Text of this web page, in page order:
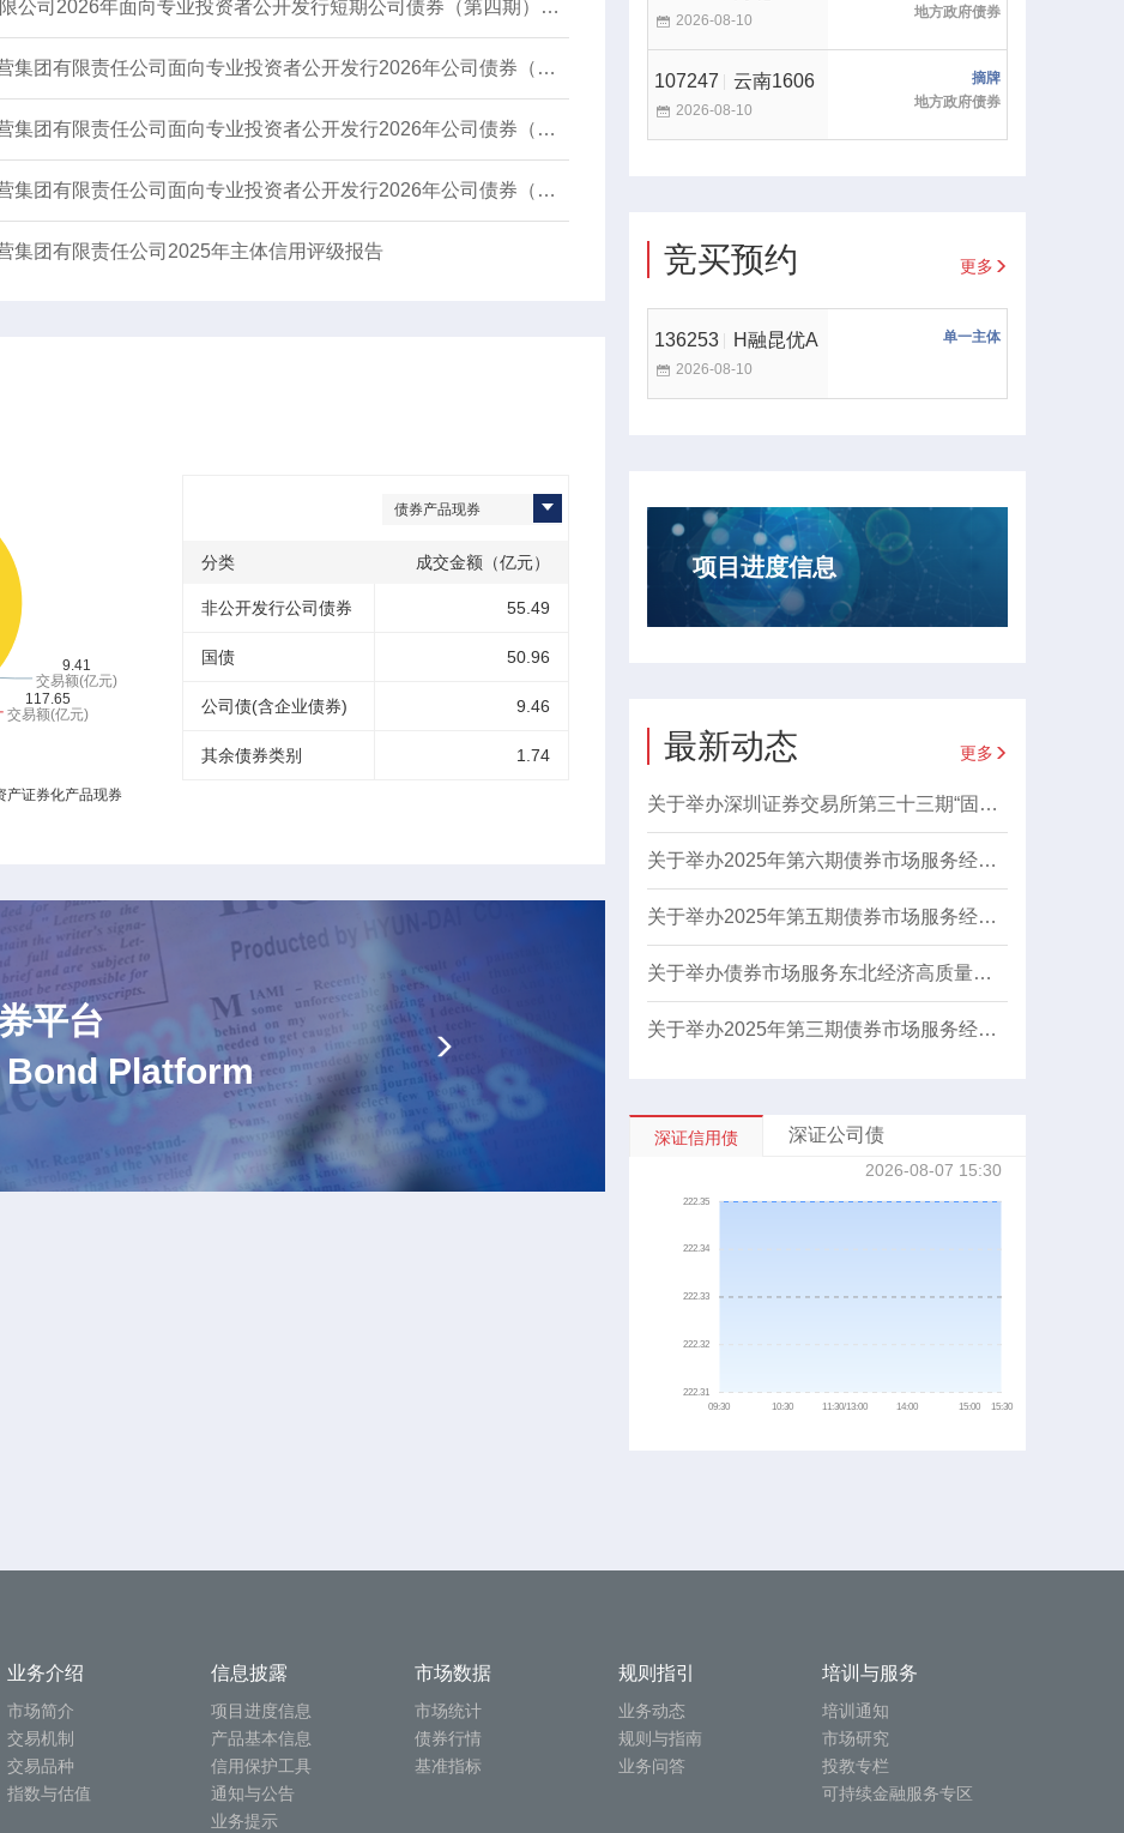
26东北D7：东北证券股份有限公司2026年面向专业投资者公开发行短期公司债券（第四期）募集说明书
26桂控03：广西国控资本运营集团有限责任公司面向专业投资者公开发行2026年公司债券（第二期）募集说明书
26桂控04：广西国控资本运营集团有限责任公司面向专业投资者公开发行2026年公司债券（第二期）募集说明书
26桂控03：广西国控资本运营集团有限责任公司面向专业投资者公开发行2026年公司债券（第二期）发行公告
集团有限责任公司2025年主体信用评级报告
债券产品现券
分类 成交金额（亿元）
非公开发行公司债券 55.49
国债 50.96
公司债(含企业债券) 9.46
其余债券类别 1.74
平台
Platform
2026-08-10
地方政府债券
107247 云南1606
2026-08-10
摘牌
地方政府债券
更多
竞买预约
136253 H融昆优A
2026-08-10
单一主体
项目进度信息
更多
最新动态
关于举办深圳证券交易所第三十三期“固收微课堂”（科技创新债券等创新产品专场）线上培训的通知
关于举办2025年第六期债券市场服务经济高质量发展暨赋能科创与盘活资产专场培训的通知
关于举办2025年第五期债券市场服务经济高质量发展暨盘活存量资产专场培训的通知
关于举办债券市场服务东北经济高质量发展暨盘活存量资产专场培训的通知
关于举办2025年第三期债券市场服务经济高质量发展暨赋能科创与盘活资产专场培训的通知
深证信用债 深证公司债
2026-08-07 15:30
业务介绍
市场简介
交易机制
交易品种
指数与估值
信息披露
项目进度信息
产品基本信息
信用保护工具
通知与公告
业务提示
市场数据
市场统计
债券行情
基准指标
规则指引
业务动态
规则与指南
业务问答
培训与服务
培训通知
市场研究
投教专栏
可持续金融服务专区